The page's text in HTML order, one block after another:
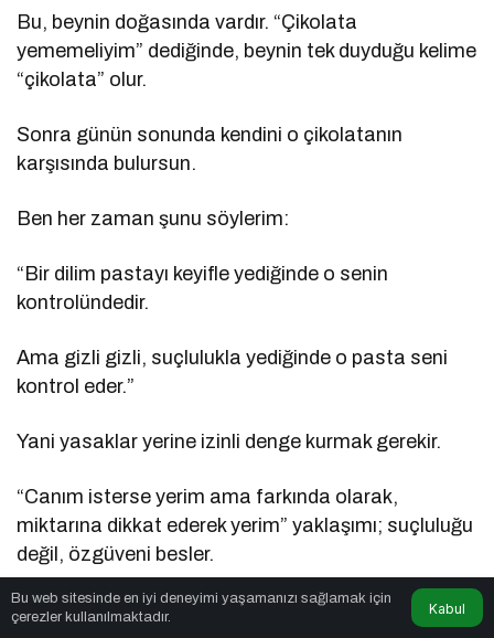
Bu, beynin doğasında vardır. “Çikolata
yememeliyim” dediğinde, beynin tek duyduğu kelime
“çikolata” olur.
Sonra günün sonunda kendini o çikolatanın
karşısında bulursun.
Ben her zaman şunu söylerim:
“Bir dilim pastayı keyifle yediğinde o senin
kontrolündedir.
Ama gizli gizli, suçlulukla yediğinde o pasta seni
kontrol eder.”
Yani yasaklar yerine izinli denge kurmak gerekir.
“Canım isterse yerim ama farkında olarak,
miktarına dikkat ederek yerim” yaklaşımı; suçluluğu
değil, özgüveni besler.
Yasak kalktığında o yiyeceğin üzerindeki büyü de
Bu web sitesinde en iyi deneyimi yaşamanızı sağlamak için
çerezler kullanılmaktadır.
Kabul